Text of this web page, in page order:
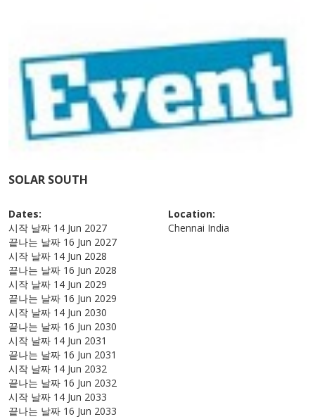
SOLAR SOUTH
Dates:
시작 날짜 14 Jun 2027
끝나는 날짜 16 Jun 2027
시작 날짜 14 Jun 2028
끝나는 날짜 16 Jun 2028
시작 날짜 14 Jun 2029
끝나는 날짜 16 Jun 2029
시작 날짜 14 Jun 2030
끝나는 날짜 16 Jun 2030
시작 날짜 14 Jun 2031
끝나는 날짜 16 Jun 2031
시작 날짜 14 Jun 2032
끝나는 날짜 16 Jun 2032
시작 날짜 14 Jun 2033
끝나는 날짜 16 Jun 2033
Location:
Chennai India